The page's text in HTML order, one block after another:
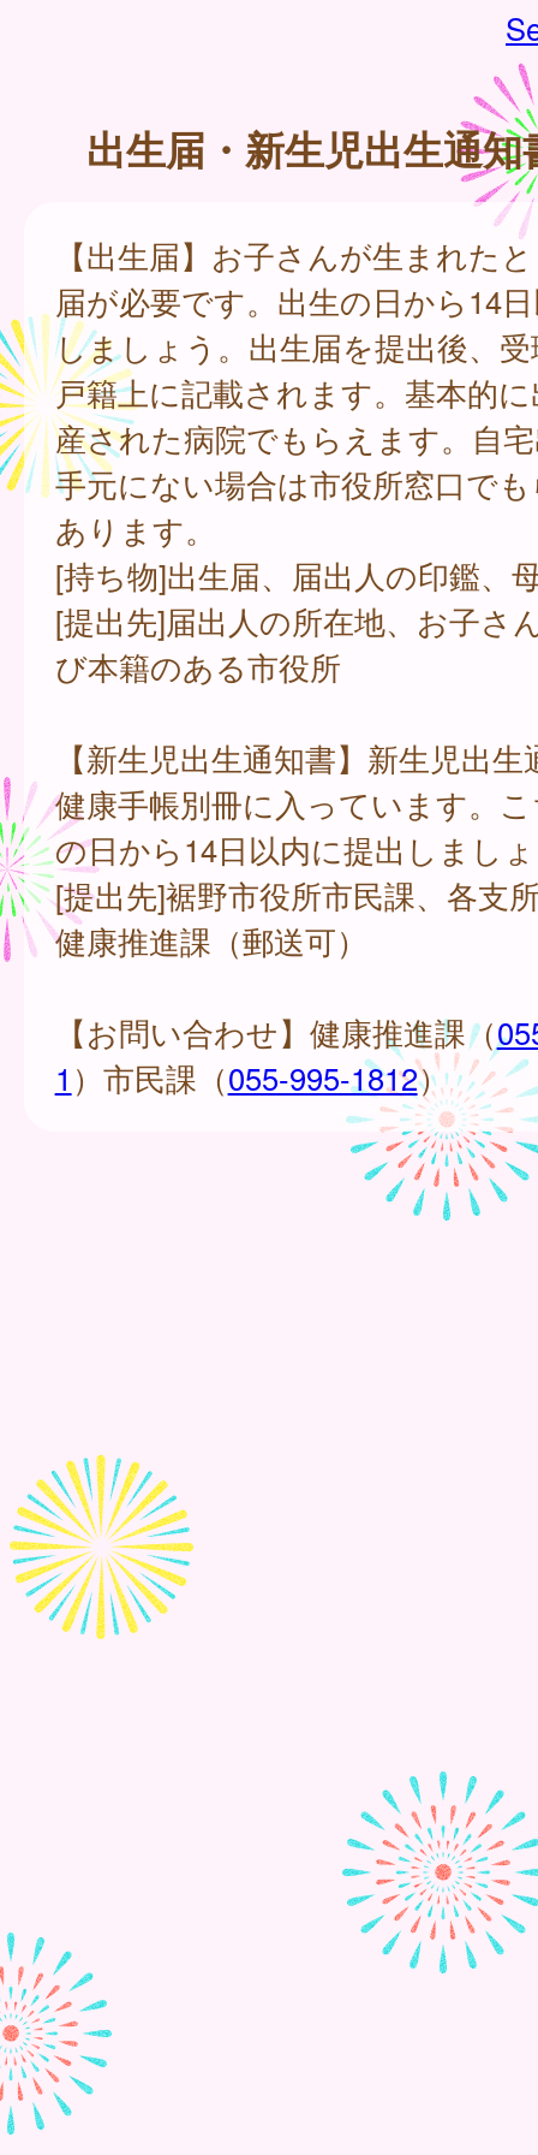
出生届・新生児出生通知
【出生届】お子さんが生まれた
届が必要です。出生の日から14
しましょう。出生届を提出後、
戸籍上に記載されます。基本的
産された病院でもらえます。自
手元にない場合は市役所窓口で
あります。
[持ち物]出生届、届出人の印鑑、
[提出先]届出人の所在地、お子さ
び本籍のある市役所
【新生児出生通知書】新生児出
健康手帳別冊に入っています。
の日から14日以内に提出しまし
[提出先]裾野市役所市民課、各支
健康推進課（郵送可）
【お問い合わせ】健康推進課（
1 ）市民課（055-995-1812）